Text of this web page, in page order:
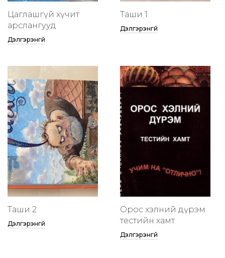
Цаглашгүй хүчит
арслангууд
Дэлгэрэнгүй
Таши 1
Дэлгэрэнгүй
Таши 2
Дэлгэрэнгүй
Орос хэлний дүрэм
тестийн хамт
Дэлгэрэнгүй